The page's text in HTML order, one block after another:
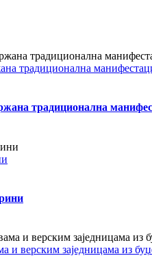
традиционална
традиционална
и верским заједницама из